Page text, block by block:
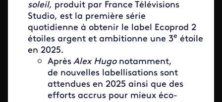
soleil, produit par France Télévisions
Studio, est la première série
quotidienne à obtenir le label Ecoprod 2
étoiles argent et ambitionne une 3e étoile
en 2025.
Après Alex Hugonotamment,
de nouvelles labellisations sont
attendues en 2025 ainsi que des
efforts accrus pour mieux éco-